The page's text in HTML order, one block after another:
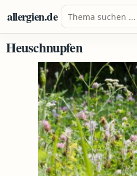
Zum Inhalt springen
allergien.de Suche nach:
Heuschnupfen